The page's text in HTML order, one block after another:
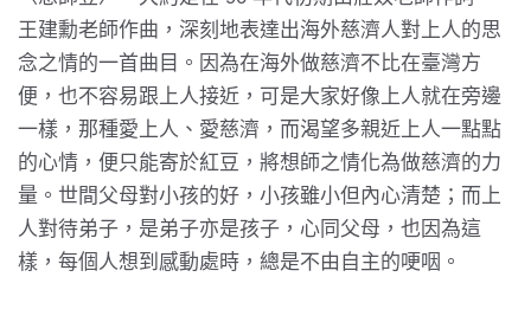
王建勳老師作曲，深刻地表達出海外慈濟人對上人的思
念之情的一首曲目。因為在海外做慈濟不比在臺灣方
便，也不容易跟上人接近，可是大家好像上人就在旁邊
一樣，那種愛上人、愛慈濟，而渴望多親近上人一點點
的心情，便只能寄於紅豆，將想師之情化為做慈濟的力
量。世間父母對小孩的好，小孩雖小但內心清楚；而上
人對待弟子，是弟子亦是孩子，心同父母，也因為這
樣，每個人想到感動處時，總是不由自主的哽咽。